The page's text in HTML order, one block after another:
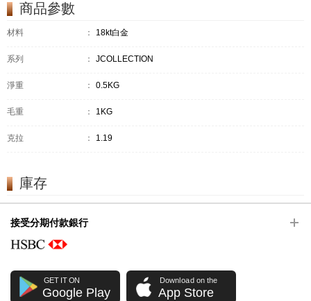
商品參數
材料 ： 18kt白金
系列 ： JCOLLECTION
淨重 ： 0.5KG
毛重 ： 1KG
克拉 ： 1.19
庫存
接受分期付款銀行
GET IT ON
Google Play
Download on the
App Store